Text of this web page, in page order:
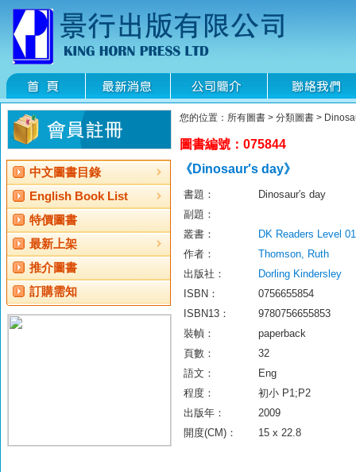
中文圖書目錄
English Book List
特價圖書
最新上架
推介圖書
訂購需知
您的位置：所有圖書 > 分類圖書 >
圖書編號：075844
《Dinosaur′s day》
書題：
Dinosaur′s day
副題：
叢書：
DK Readers Level 01
作者：
Thomson, Ruth
出版社：
Dorling Kindersley
ISBN：
0756655854
ISBN13：
9780756655853
裝幀：
paperback
頁數：
32
語文：
Eng
程度：
初小 P1;P2
出版年：
2009
開度(CM)：
15 x 22.8